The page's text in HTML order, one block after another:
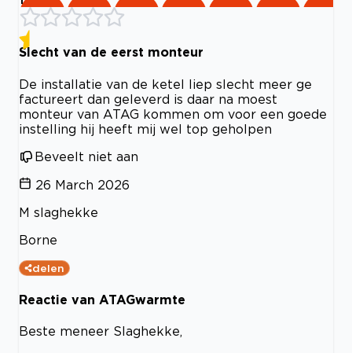
Slecht van de eerst monteur
De installatie van de ketel liep slecht meer ge
factureert dan geleverd is daar na moest
monteur van ATAG kommen om voor een goede
instelling hij heeft mij wel top geholpen
Beveelt niet aan
26 March 2026
M slaghekke
Borne
delen
Reactie van ATAGwarmte
Beste meneer Slaghekke,